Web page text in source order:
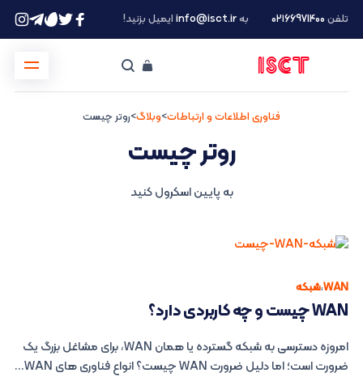
تلفن ۰۲۱66971400 بهinfo@isct.irایمیل بزنید!
فناوری اطلاعات و ارتباطات>وبلاگ>روتر چیست
روتر چیست
به پایین اسکرول کنید
WAN،شبکه
WAN چیست و چه کاربردی دارد؟
امروزه دسترسی به شبکه گسترده یا همان WAN، برای مشاغل بزرگ یک
ضرورت است؛ اما دلیل ضرورت WAN چیست؟ انواع فناوری های WAN...